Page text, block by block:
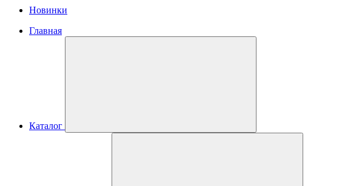
Новинки
Главная
Каталог